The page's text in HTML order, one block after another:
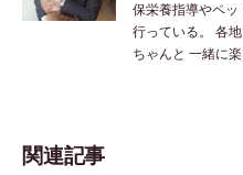
保栄養指導やペッ
行っている。 各
ちゃんと 一緒に
関連記事